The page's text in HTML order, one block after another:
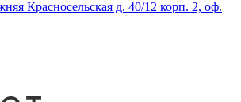
Красносельская д. 40/12 корп. 2, оф.